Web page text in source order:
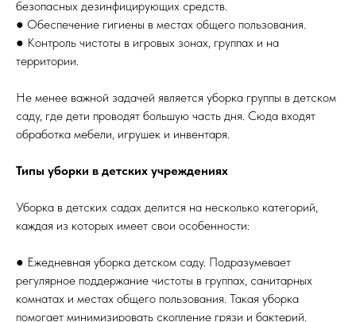
безопасных дезинфицирующих средств.
● Обеспечение гигиены в местах общего пользования.
● Контроль чистоты в игровых зонах, группах и на
территории.
Не менее важной задачей является уборка группы в детском
саду, где дети проводят большую часть дня. Сюда входят
обработка мебели, игрушек и инвентаря.
Типы уборки в детских учреждениях
Уборка в детских садах делится на несколько категорий,
каждая из которых имеет свои особенности:
● Ежедневная уборка детском саду. Подразумевает
регулярное поддержание чистоты в группах, санитарных
комнатах и местах общего пользования. Такая уборка
помогает минимизировать скопление грязи и бактерий.